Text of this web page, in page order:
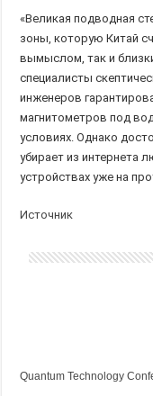
«Великая подводная
зоны, которую Китай
вымыслом, так и
специалисты
инженеров
магнитометров под
условиях. Однако
убирает из интернета
устройствах уже на
Источник
Quantum Technology